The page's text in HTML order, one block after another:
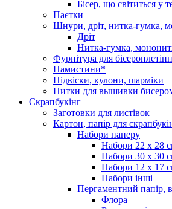
Бісер, що світиться у
Паєтки
Шнури, дріт, нитка-гумка,
Дріт
Нитка-гумка,
Фурнітура для
Намистини*
Підвіски, кулони, шарміки
Нитки для вышивки
Скрапбукінг
Заготовки для листівок
Картон, папір для
Набори паперу
Набори 22 х 28
Набори 30 х 30
Набори 12 х 17
Набори інші
Пергаментний папір,
Флора